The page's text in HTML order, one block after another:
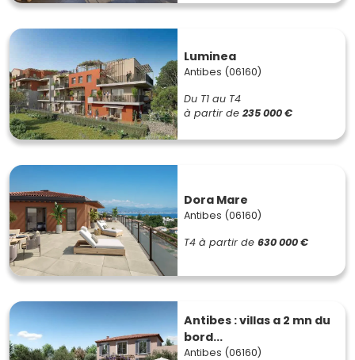
Luminea
Antibes (06160)
Du T1 au T4
à partir de 235 000 €
Dora Mare
Antibes (06160)
T4 à partir de 630 000 €
Antibes : villas a 2 mn du
bord...
Antibes (06160)